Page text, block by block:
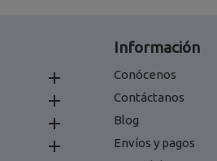




Información
Conócenos
Contáctanos
Blog
Envíos y pagos